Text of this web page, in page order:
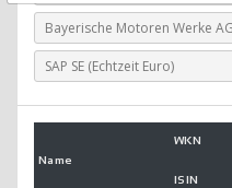
Bayerische Motoren Werke
SAP SE (Echtzeit Euro)
Name
WKN
ISIN